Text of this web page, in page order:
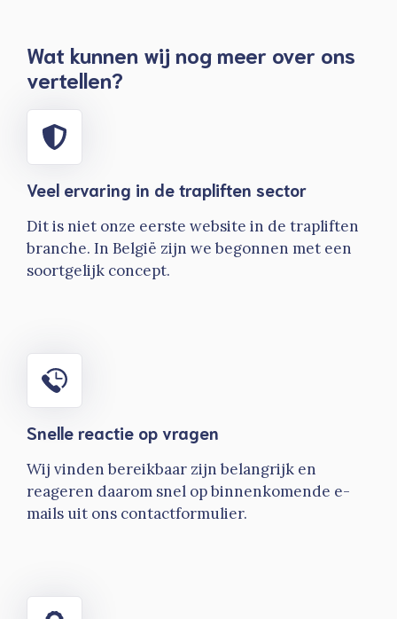
Wat kunnen wij nog meer over ons
vertellen?
Veel ervaring in de trapliften sector
Dit is niet onze eerste website in de trapliften
branche. In België zijn we begonnen met een
soortgelijk concept.
Snelle reactie op vragen
Wij vinden bereikbaar zijn belangrijk en
reageren daarom snel op binnenkomende e-
mails uit ons contactformulier.